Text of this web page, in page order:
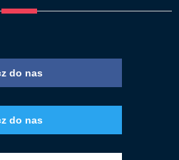
do nas
do nas